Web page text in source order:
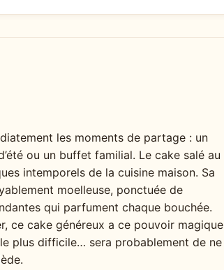
les moments de partage : un
ou un buffet familial. Le cake salé au
intemporels de la cuisine maison. Sa
moelleuse, ponctuée de
qui parfument chaque bouchée.
ce cake généreux a ce pouvoir magique
plus difficile… sera probablement de ne